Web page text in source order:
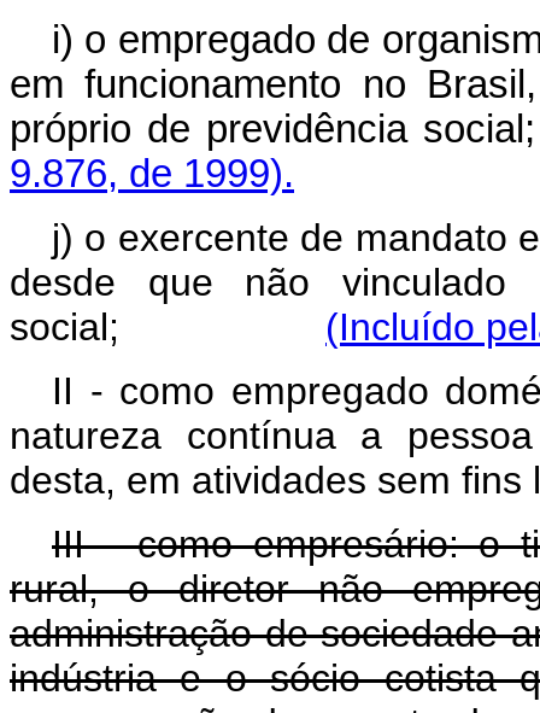
i) o empregado de
em funcionamento no
próprio de
9.876, de 1999).
j) o exercente de mandato
desde que não vinculado
social; (Incluído
II - como empregado
natureza contínua a
desta, em atividades sem fins
III - como empresário: o
rural, o diretor não
administração de sociedade
indústria e o sócio cotista